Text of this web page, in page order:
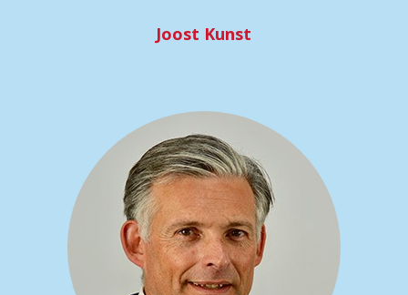
Joost Kunst